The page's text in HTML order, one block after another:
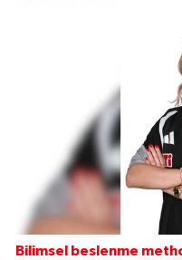
Bilimsel beslenme